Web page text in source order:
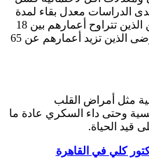
الدراسات معدل بقاء لمدة
خمس سنوات بنسبة 97.8% للمتلقين الذين تتراوح أعمارهم بين 18
و35 عامًا، مقارنةً بنسبة 83.9% للمرضى الذين تزيد أعمارهم عن 65
مثل أمراض القلب
وحتى داء السكري عادة ما
قيد الحياة.
كلي في القاهرة